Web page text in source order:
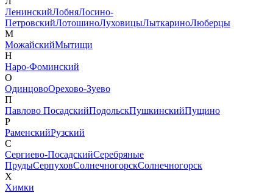
ЛенинскийЛобняЛосино-
ПетровскийЛотошиноЛуховицыЛыткариноЛюберцы
М
МожайскийМытищи
Н
Наро-Фоминский
О
ОдинцовоОрехово-Зуево
П
Павлово ПосадскийПодольскПушкинскийПущино
Р
РаменскийРузский
С
Сергиево-ПосадскийСеребряные
ПрудыСерпуховСолнечногорскСолнечногорск
Х
Химки